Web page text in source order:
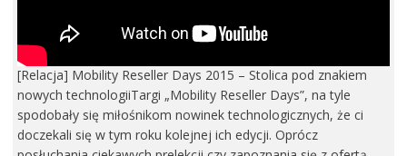
[Relacja] Mobility Reseller Days 2015 – Stolica pod znakiem
nowych technologiiTargi „Mobility Reseller Days”, na tyle
spodobały się miłośnikom nowinek technologicznych, że ci
doczekali się w tym roku kolejnej ich edycji. Oprócz